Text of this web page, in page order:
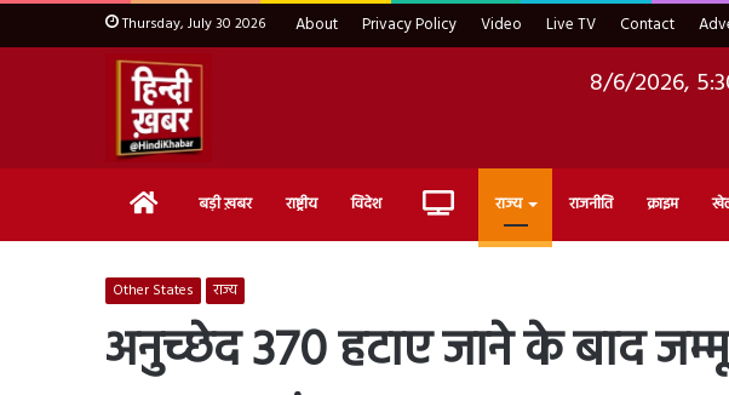
Thursday, July 30 2026 About Privacy Policy Video Live TV Contact
8/6/2026,
Home बड़ी ख़बर राष्ट्रीय विदेश Live राज्य राजनीति क्राइम
Other States राज्य
अनुच्छेद 370 हटाए जाने के बाद